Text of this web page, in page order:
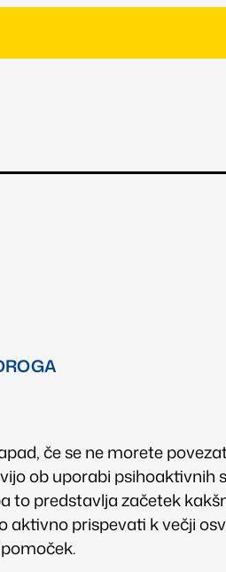
če se ne morete
ob uporabi
to predstavlja začetek
aktivno prispevati k večji